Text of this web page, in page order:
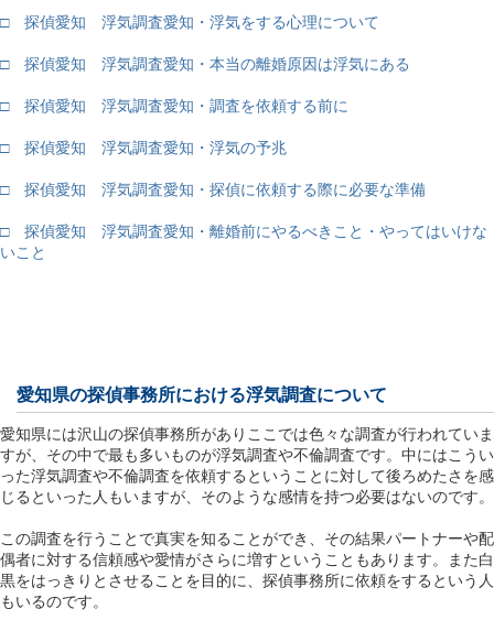
□ 探偵愛知 浮気調査愛知・浮気をする心理について
□ 探偵愛知 浮気調査愛知・本当の離婚原因は浮気にある
□ 探偵愛知 浮気調査愛知・調査を依頼する前に
□ 探偵愛知 浮気調査愛知・浮気の予兆
□ 探偵愛知 浮気調査愛知・探偵に依頼する際に必要な準備
□ 探偵愛知 浮気調査愛知・離婚前にやるべきこと・やってはいけな
いこと
愛知県の探偵事務所における浮気調査について
愛知県には沢山の探偵事務所がありここでは色々な調査が行われていま
すが、その中で最も多いものが浮気調査や不倫調査です。中にはこうい
った浮気調査や不倫調査を依頼するということに対して後ろめたさを感
じるといった人もいますが、そのような感情を持つ必要はないのです。
この調査を行うことで真実を知ることができ、その結果パートナーや配
偶者に対する信頼感や愛情がさらに増すということもあります。また白
黒をはっきりとさせることを目的に、探偵事務所に依頼をするという人
もいるのです。